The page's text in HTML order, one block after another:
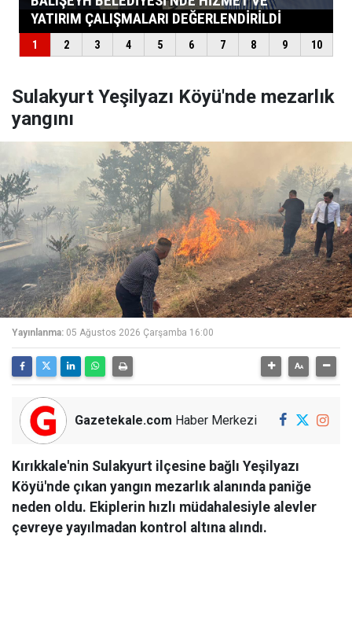
Sulakyurt Yeşilyazı Köyü'nde mezarlık
yangını
Yayınlanma: 05 Ağustos 2026 Çarşamba 16:00
Gazetekale.com Haber Merkezi
Kırıkkale'nin Sulakyurt ilçesine bağlı Yeşilyazı
Köyü'nde çıkan yangın mezarlık alanında paniğe
neden oldu. Ekiplerin hızlı müdahalesiyle alevler
çevreye yayılmadan kontrol altına alındı.